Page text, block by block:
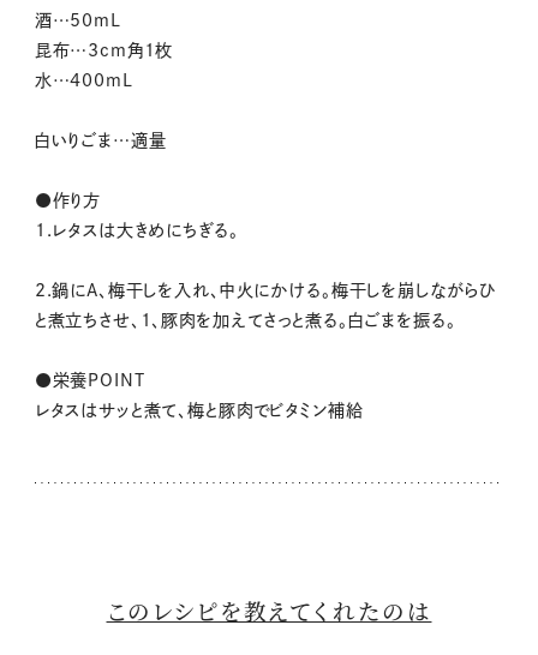
酒…50mL
昆布…3cm角1枚
水…400mL
白いりごま…適量
●作り方
1.レタスは大きめにちぎる。
2.鍋にA、梅干しを入れ、中火にかける。梅干しを崩しながらひ
と煮立ちさせ、1、豚肉を加えてさっと煮る。白ごまを振る。
●栄養POINT
レタスはサッと煮て、梅と豚肉でビタミン補給
このレシピを教えてくれたのは